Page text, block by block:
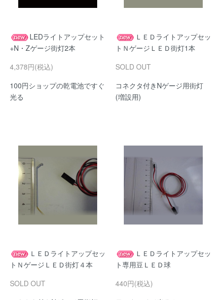
LEDライトアップセット
+N・Zゲージ街灯2本
4,378円(税込)
100円ショップの乾電池ですぐ
光る
ＬＥＤライトアップセッ
トＮゲージＬＥＤ街灯1本
SOLD OUT
コネクタ付きNゲージ用街灯
(増設用)
ＬＥＤライトアップセッ
トＮゲージＬＥＤ街灯４本
SOLD OUT
ＬＥＤライトアップセッ
ト専用豆ＬＥＤ球
440円(税込)